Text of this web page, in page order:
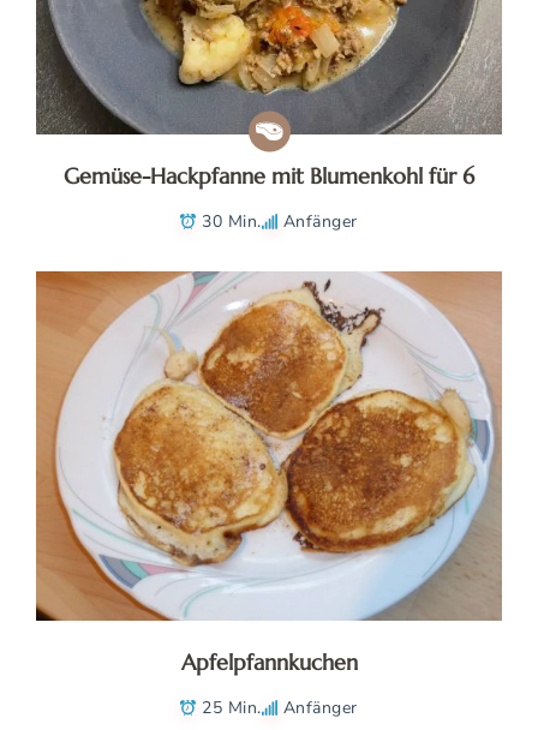
Gemüse-Hackpfanne mit Blumenkohl für 6
30 Min. Anfänger
Apfelpfannkuchen
25 Min. Anfänger